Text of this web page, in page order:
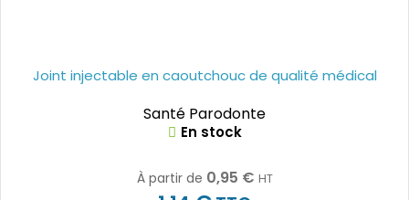
Joint injectable en caoutchouc de qualité médical
Santé Parodonte
En stock
À partir de 0,95 € HT